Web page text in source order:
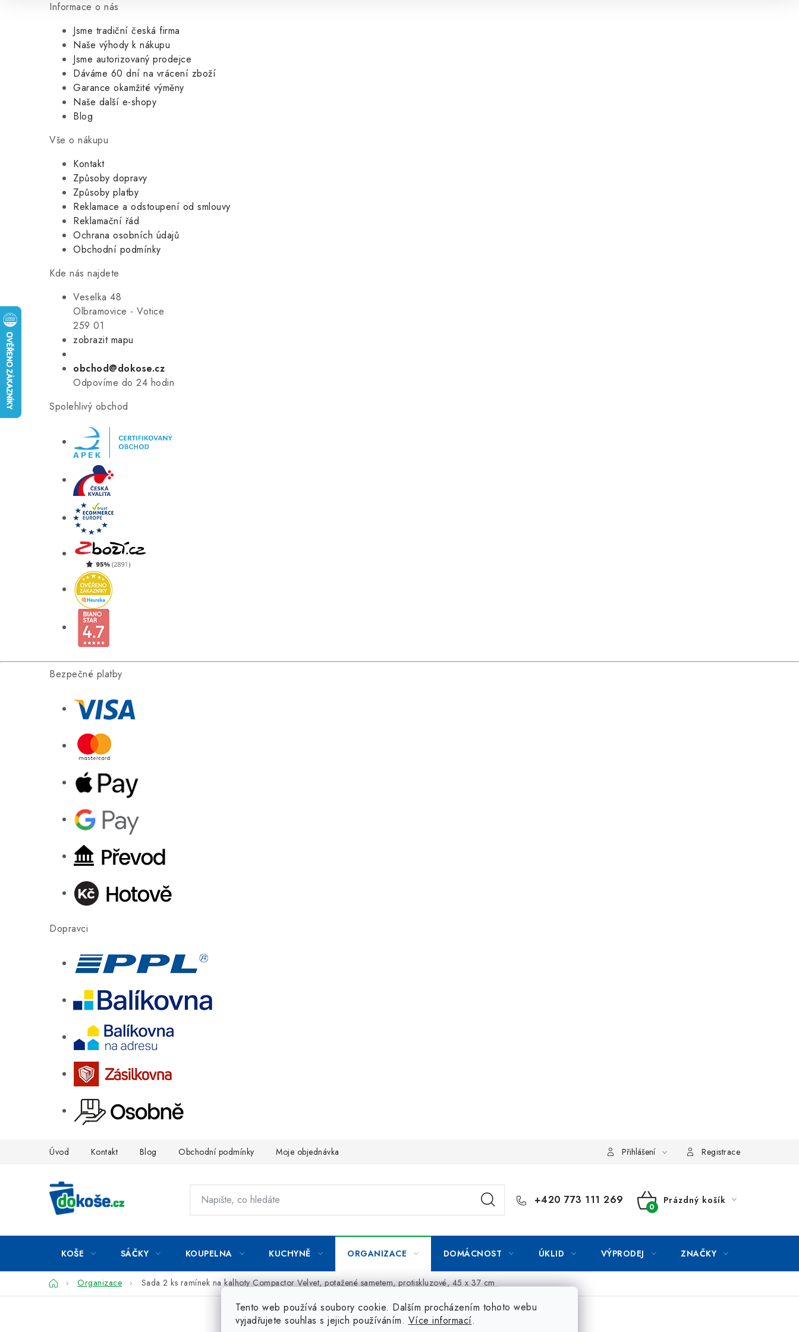
Informace o nás
Jsme tradiční česká firma
Naše výhody k nákupu
Jsme autorizovaný prodejce
Dáváme 60 dní na vrácení zboží
Garance okamžité výměny
Naše další e-shopy
Blog
Vše o nákupu
Kontakt
Způsoby dopravy
Způsoby platby
Reklamace a odstoupení od smlouvy
Reklamační řád
Ochrana osobních údajů
Obchodní podmínky
Kde nás najdete
Veselka 48
Olbramovice - Votice
259 01
zobrazit mapu
obchod@dokose.cz
Odpovíme do 24 hodin
Spolehlivý obchod
Bezpečné platby
Dopravci
Tento web používá soubory cookie. Dalším procházením tohoto webu
vyjadřujete souhlas s jejich používáním. Více informací.
Úvod Kontakt Blog Obchodní podmínky Moje objednávka Přihlášení Registrace
+420 773 111 269
NÁKUPNÍ
Prázdný košík
KOŠE SÁČKY KOUPELNA KUCHYNĚ ORGANIZACE DOMÁCNOST ÚKLID VÝPRODEJ ZNAČKY
DomůOrganizace Sada 2 ks ramínek na kalhoty Compactor Velvet, potažené sametem, protiskluzové, 45 x 37 cm